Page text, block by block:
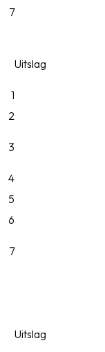
7
Uitslag
1
2
3
4
5
6
7
Uitslag